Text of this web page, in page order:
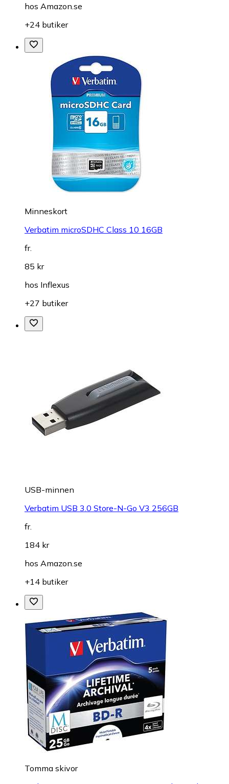
hos Amazon.se
+24 butiker
Minneskort
Verbatim microSDHC Class 10 16GB
fr.
85 kr
hos Inflexus
+27 butiker
USB-minnen
Verbatim USB 3.0 Store-N-Go V3 256GB
fr.
184 kr
hos Amazon.se
+14 butiker
Tomma skivor